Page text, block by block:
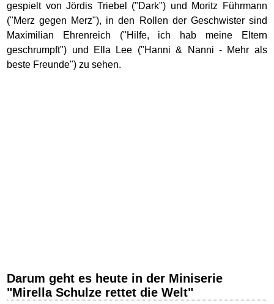
gespielt von Jördis Triebel ("Dark") und Moritz Führmann
("Merz gegen Merz"), in den Rollen der Geschwister sind
Maximilian Ehrenreich ("Hilfe, ich hab meine Eltern
geschrumpft") und Ella Lee ("Hanni & Nanni - Mehr als
beste Freunde") zu sehen.
Darum geht es heute in der Miniserie
"Mirella Schulze rettet die Welt"